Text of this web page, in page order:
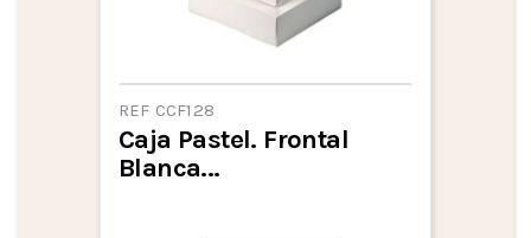
REF CCF128
Caja Pastel. Frontal
Blanca...